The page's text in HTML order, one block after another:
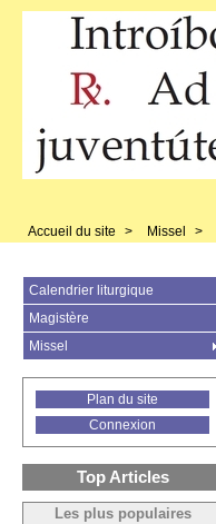
Accueil du site > Missel >
Calendrier liturgique
Magistère
Missel
Plan du site
Connexion
Top Articles
Les plus populaires